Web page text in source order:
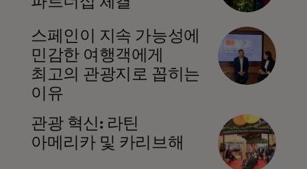
스페인이 지속 가능성에
민감한 여행객에게
최고의 관광지로 꼽히는
이유
새 탭에서 열림
관광 혁신: 라틴
아메리카 및 카리브해
새 탭에서 열림